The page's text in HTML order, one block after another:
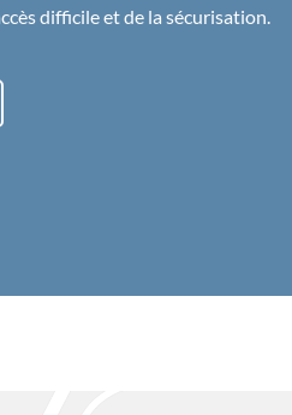
difficile et de la sécurisation.